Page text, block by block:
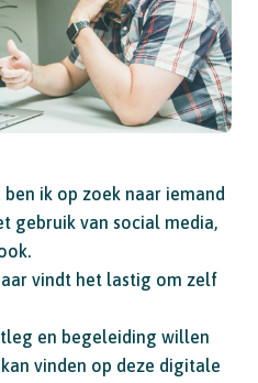
ik op zoek naar iemand
gebruik van social media,
vindt het lastig om zelf
en begeleiding willen
vinden op deze digitale